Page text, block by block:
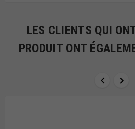
LES CLIENTS QUI
PRODUIT ONT
 